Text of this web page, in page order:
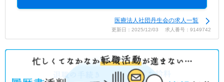
医療法人社団丹生会の求人一覧
更新日：2025/12/03 求人番号：9149742